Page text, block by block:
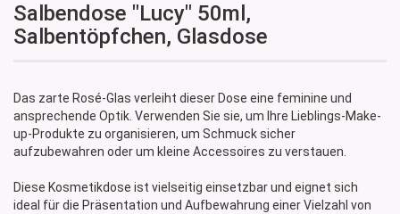
Salbendose "Lucy" 50ml,
Salbentöpfchen, Glasdose
Das zarte Rosé-Glas verleiht dieser Dose eine feminine und
ansprechende Optik. Verwenden Sie sie, um Ihre Lieblings-Make-
up-Produkte zu organisieren, um Schmuck sicher
aufzubewahren oder um kleine Accessoires zu verstauen.
Diese Kosmetikdose ist vielseitig einsetzbar und eignet sich
ideal für die Präsentation und Aufbewahrung einer Vielzahl von